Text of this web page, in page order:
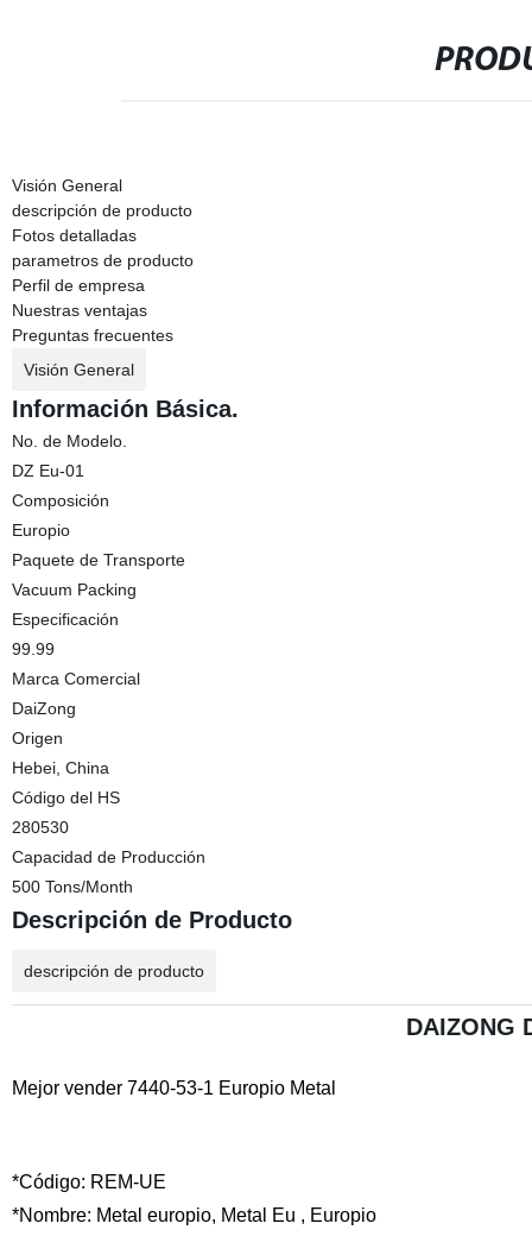
Visión General
descripción de producto
Fotos detalladas
parametros de producto
Perfil de empresa
Nuestras ventajas
Preguntas frecuentes
Visión General
Información Básica.
No. de Modelo.
DZ Eu-01
Composición
Europio
Paquete de Transporte
Vacuum Packing
Especificación
99.99
Marca Comercial
DaiZong
Origen
Hebei, China
Código del HS
280530
Capacidad de Producción
500 Tons/Month
Descripción de Producto
descripción de producto
DAIZONG
Mejor vender 7440-53-1 Europio Metal
*Código: REM-UE
*Nombre: Metal europio, Metal Eu , Europio